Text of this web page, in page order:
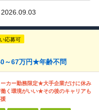
2026.09.03
応募可
～67万円★年齢不問
カー勤務限定★大手企業だけに休み
く環境がいい★その後のキャリアも